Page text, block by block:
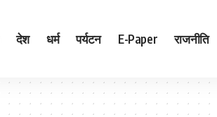
देश धर्म पर्यटन E-Paper राजनीति